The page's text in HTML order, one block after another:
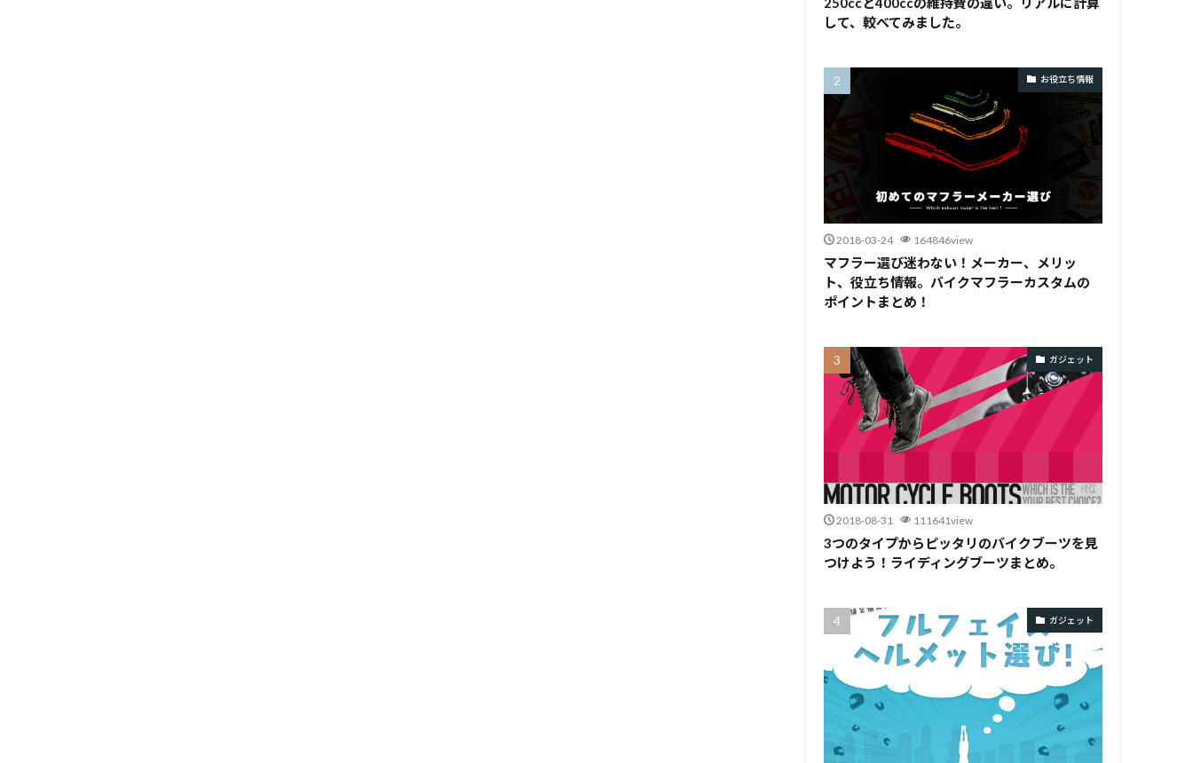
して、較べてみました。
お役立ち情報
2018-03-24 164846view
マフラー選び迷わない！メーカー、メリッ
ト、役立ち情報。バイクマフラーカスタムの
ポイントまとめ！
ガジェット
2018-08-31 111641view
3つのタイプからピッタリのバイクブーツを見
つけよう！ライディングブーツまとめ。
ガジェット